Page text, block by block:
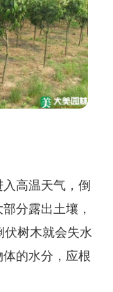
高温天气，倒
分露出土壤，
伏树木就会失水
的水分，应根